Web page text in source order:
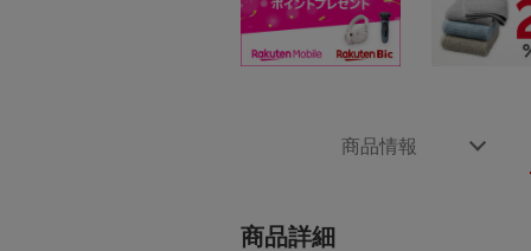
商品情報
商品詳細